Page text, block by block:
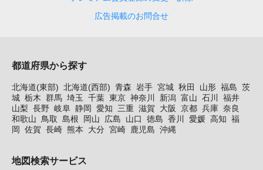
広告掲載のお問合せ
都道府県から探す
北海道(東部) 北海道(西部) 青森 岩手 宮城 秋田 山形 福島 茨
城 栃木 群馬 埼玉 千葉 東京 神奈川 新潟 富山 石川
福井
山梨 長野 岐阜 静岡 愛知 三重 滋賀 大阪 京都 兵庫 奈良
和歌山 鳥取 島根 岡山 広島 山口 徳島 香川 愛媛 高知 福
岡
佐賀 長崎 熊本 大分 宮崎 鹿児島 沖縄
地図検索サービス